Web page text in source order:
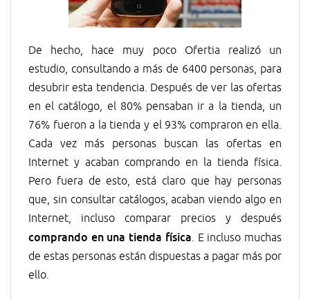
De hecho, hace muy poco Ofertia realizó un
estudio, consultando a más de 6400 personas, para
desubrir esta tendencia. Después de ver las ofertas
en el catálogo, el 80% pensaban ir a la tienda, un
76% fueron a la tienda y el 93% compraron en ella.
Cada vez más personas buscan las ofertas en
Internet y acaban comprando en la tienda física.
Pero fuera de esto, está claro que hay personas
que, sin consultar catálogos, acaban viendo algo en
Internet, incluso comparar precios y después
comprando en una tienda física. E incluso muchas
de estas personas están dispuestas a pagar más por
ello.